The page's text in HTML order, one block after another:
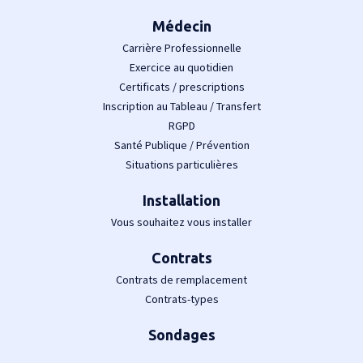
Médecin
Carrière Professionnelle
Exercice au quotidien
Certificats / prescriptions
Inscription au Tableau / Transfert
RGPD
Santé Publique / Prévention
Situations particulières
Installation
Vous souhaitez vous installer
Contrats
Contrats de remplacement
Contrats-types
Sondages